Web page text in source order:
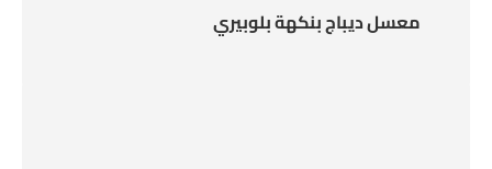
معسل ديباج بنكهة بلوبيري